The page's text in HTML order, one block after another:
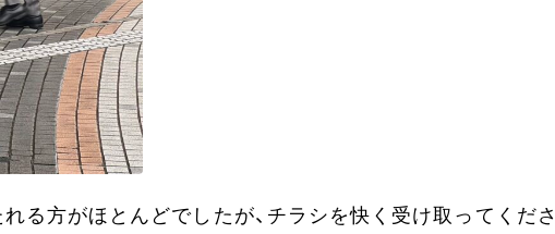
る方がほとんどでしたが、チラシを快く受け取ってくださ